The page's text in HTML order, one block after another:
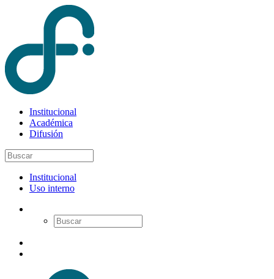
Institucional
Académica
Difusión
Institucional
Uso interno